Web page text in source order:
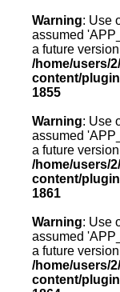
Warning: Use
assumed
a future
/home/users/
content/
1855
Warning: Use
assumed
a future
/home/users/
content/
1861
Warning: Use
assumed
a future
/home/users/
content/